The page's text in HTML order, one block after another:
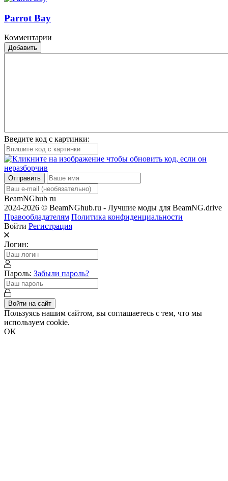
Parrot Bay
Комментарии
Добавить
Введите код с картинки:
Отправить
BeamNGhub ru
2024-2026 © BeamNGhub.ru - Лучшие моды для BeamNG.drive
Правообладателям Политика конфиденциальности
Войти Регистрация
Логин:
Пароль: Забыли пароль?
Войти на сайт
Пользуясь нашим сайтом, вы соглашаетесь с тем, что мы
используем cookie.
OK